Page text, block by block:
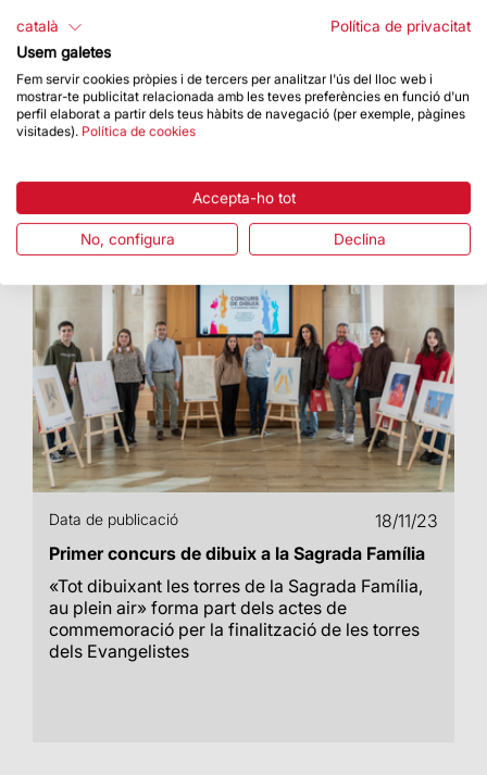
La Sagrada Família agraeix la rebuda i
participació de la ciutadania per celebrar
aquesta fita arquitectònica
Data de publicació
18/11/23
Primer concurs de dibuix a la Sagrada Família
«Tot dibuixant les torres de la Sagrada Família,
au plein air» forma part dels actes de
commemoració per la finalització de les torres
dels Evangelistes
català
Política de privacitat
Usem galetes
Fem servir cookies pròpies i de tercers per analitzar l'ús del lloc web i
mostrar-te publicitat relacionada amb les teves preferències en funció d'un
perfil elaborat a partir dels teus hàbits de navegació (per exemple, pàgines
visitades). Política de cookies
Accepta-ho tot
No, configura Declina